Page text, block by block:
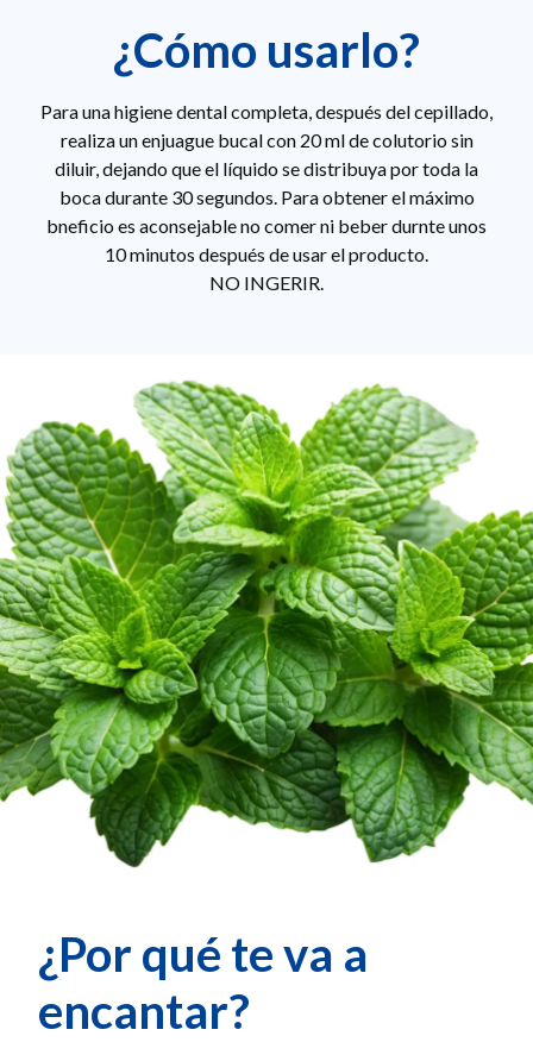
¿Cómo usarlo?
Para una higiene dental completa, después del cepillado,
realiza un enjuague bucal con 20 ml de colutorio sin
diluir, dejando que el líquido se distribuya por toda la
boca durante 30 segundos. Para obtener el máximo
bneficio es aconsejable no comer ni beber durnte unos
10 minutos después de usar el producto.
NO INGERIR.
¿Por qué te va a
encantar?